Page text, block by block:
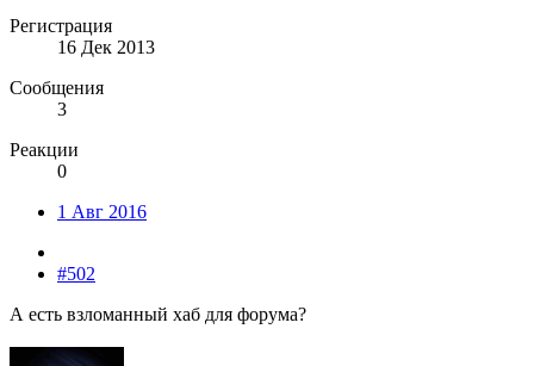
Регистрация
16 Дек 2013
Сообщения
3
Реакции
0
1 Авг 2016
#502
А есть взломанный хаб для форума?